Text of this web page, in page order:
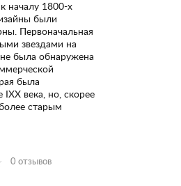
началу 1800-х
были
Первоначальная
звездами на
была обнаружена
была
IXX века, но, скорее
старым
0 отзывов